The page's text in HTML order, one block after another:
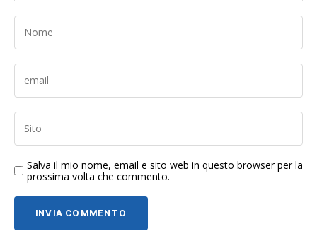
Salva il mio nome, email e sito web in questo browser per la
prossima volta che commento.